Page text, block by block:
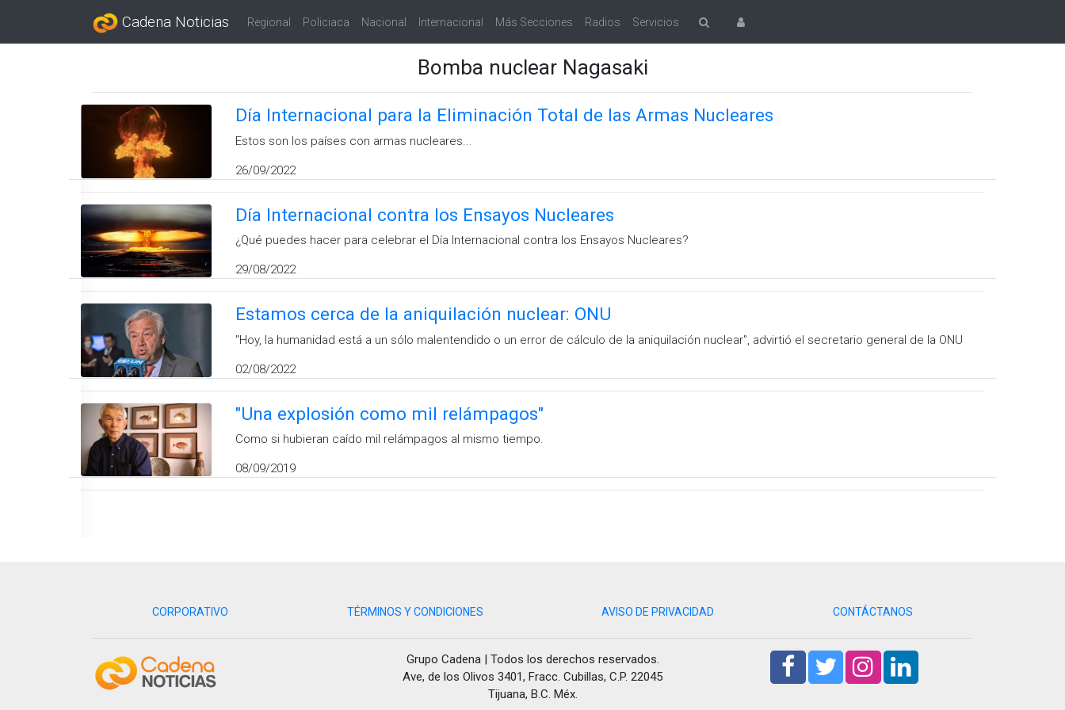
Cadena Noticias Regional Policiaca Nacional Internacional Más Secciones Radios Servicios
Bomba nuclear Nagasaki
Día Internacional para la Eliminación Total de las Armas Nucleares
Estos son los países con armas nucleares...
26/09/2022
Día Internacional contra los Ensayos Nucleares
¿Qué puedes hacer para celebrar el Día Internacional contra los Ensayos Nucleares?
29/08/2022
Estamos cerca de la aniquilación nuclear: ONU
''Hoy, la humanidad está a un sólo malentendido o un error de cálculo de la aniquilación nuclear'', advirtió el secretario general de la ONU
02/08/2022
"Una explosión como mil relámpagos"
Como si hubieran caído mil relámpagos al mismo tiempo.
08/09/2019
CORPORATIVO TÉRMINOS Y CONDICIONES AVISO DE PRIVACIDAD CONTÁCTANOS
Grupo Cadena | Todos los derechos reservados.
Ave, de los Olivos 3401, Fracc. Cubillas, C.P. 22045
Tijuana, B.C. Méx.